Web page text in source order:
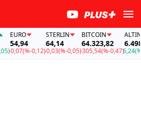
54,94
(%-0,12)
STERLIN
64,14
-0,03(%-0,05)
BITCOIN
64.323,82
-305,54(%-0,47)
ALTIN
6,24